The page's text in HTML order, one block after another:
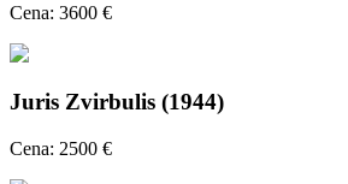
Cena: 3600 €
Juris Zvirbulis (1944)
Cena: 2500 €